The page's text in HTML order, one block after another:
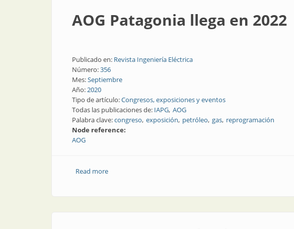
AOG Patagonia llega en 2022
Publicado en: Revista Ingeniería Eléctrica
Número:356
Mes:Septiembre
Año:2020
Tipo de artículo:Congresos, exposiciones y eventos
Todas las publicaciones de: IAPG AOG
Palabra clave:congreso exposición petróleo gas reprogramación
Node reference:
AOG
Read moreabout AOG Patagonia llega en 2022